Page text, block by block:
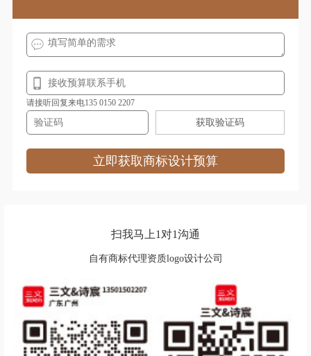
图书馆logo设计
威士忌logo设计 卫浴logo设计
外国车logo设计
网络logo设计 舞台音响logo设计
卫生巾logo设计 腕表logo设计
芯片logo设计
雪糕logo设计 鞋logo设计
请接听回复来电135 0150 2207
获取验证码
立即获取商标设计预算
扫我马上1对1沟通
自有商标代理资质logo设计公司